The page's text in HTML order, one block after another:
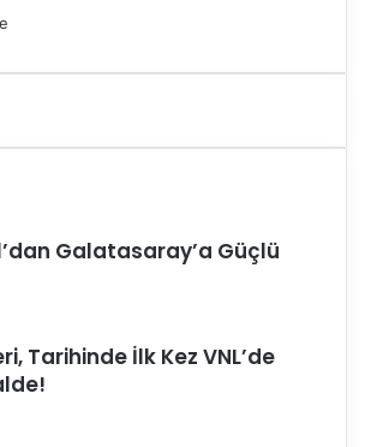
Galatasaray’a Güçlü
Tarihinde İlk Kez VNL’de